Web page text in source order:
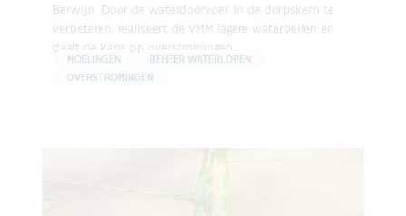
Berwijn. Door de waterdoorvoer in de dorpskern te
verbeteren, realiseert de VMM lagere waterpeilen en
daalt de kans op overstromingen.
MOELINGEN
BEHEER WATERLOPEN
OVERSTROMINGEN